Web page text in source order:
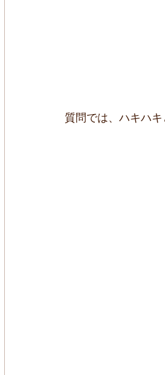
質問では、ハキハ